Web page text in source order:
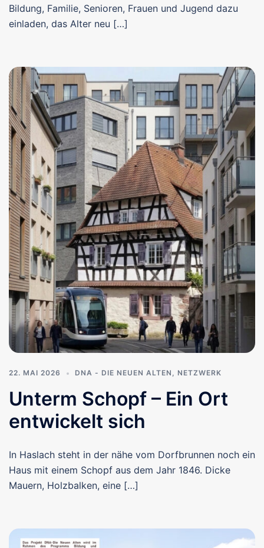
Bildung, Familie, Senioren, Frauen und Jugend dazu
einladen, das Alter neu […]
22. MAI 2026 DNA - DIE NEUEN ALTEN , NETZWERK
Unterm Schopf – Ein Ort
entwickelt sich
In Haslach steht in der nähe vom Dorfbrunnen noch ein
Haus mit einem Schopf aus dem Jahr 1846. Dicke
Mauern, Holzbalken, eine […]